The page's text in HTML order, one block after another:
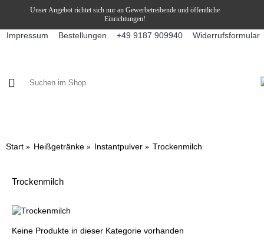
Unser Angebot richtet sich nur an Gewerbetreibende und öffentliche
Einrichtungen!
Impressum Bestellungen +49 9187 909940 Widerrufsformular
Start Heißgetränke Instantpulver Trockenmilch
Trockenmilch
Keine Produkte in dieser Kategorie vorhanden